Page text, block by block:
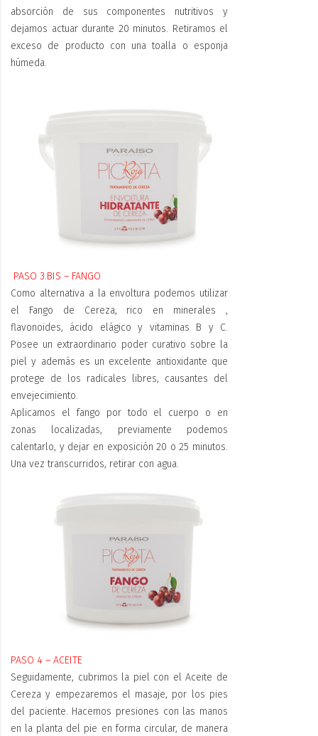
absorción de sus componentes nutritivos y
dejamos actuar durante 20 minutos. Retiramos el
exceso de producto con una toalla o esponja
húmeda.
PASO 3.BIS – FANGO
Como alternativa a la envoltura podemos utilizar
el Fango de Cereza, rico en minerales ,
flavonoides, ácido elágico y vitaminas B y C.
Posee un extraordinario poder curativo sobre la
piel y además es un excelente antioxidante que
protege de los radicales libres, causantes del
envejecimiento.
Aplicamos el fango por todo el cuerpo o en
zonas localizadas, previamente podemos
calentarlo, y dejar en exposición 20 o 25 minutos.
Una vez transcurridos, retirar con agua.
PASO 4 – ACEITE
Seguidamente, cubrimos la piel con el Aceite de
Cereza y empezaremos el masaje, por los pies
del paciente. Hacemos presiones con las manos
en la planta del pie en forma circular, de manera